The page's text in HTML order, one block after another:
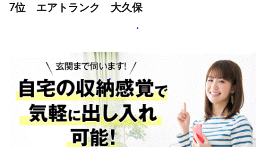
7位 エアトランク 大久保